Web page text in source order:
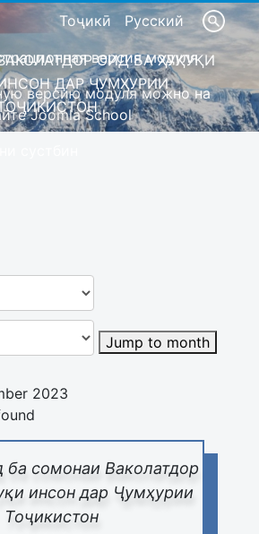
Тоҷикӣ Русский
версия модуля
версию модуля можно на
Joomla School
сустбин
ОИД БА ҲУҚУҚИ
ДАР ҶУМҲУРИИ
сомонаи Ваколатдор
инсон дар Ҷумҳурии
Тоҷикистон
Jump to month
2023